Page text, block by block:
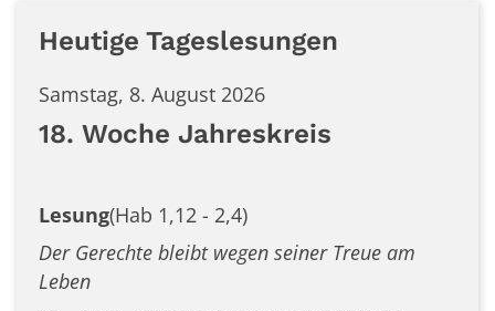
Heutige Tageslesungen
Samstag, 8. August 2026
18. Woche Jahreskreis
Lesung(Hab 1,12 - 2,4)
Der Gerechte bleibt wegen seiner Treue am
Leben